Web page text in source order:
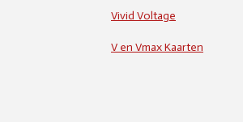
Vivid Voltage
V en Vmax Kaarten